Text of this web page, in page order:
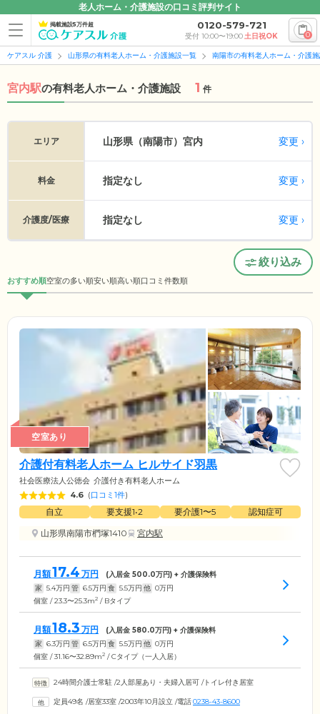
老人ホーム・介護施設の口コミ評判サイト
掲載施設5万件超 0120-579-721
受付 10:00〜19:00土日祝OK 0
ケアスル 介護 山形県の有料老人ホーム・介護施設一覧 南陽市の有料老人ホーム・介護
宮内駅の有料老人ホーム・介護施設 1 件
エリア 山形県（南陽市） 宮内 変更
料金 指定なし 変更
介護度/医療 指定なし 変更
絞り込み
おすすめ順空室の多い順安い順高い順口コミ件数順
空室あり
介護付有料老人ホーム ヒルサイド羽黒
社会医療法人公徳会 介護付き有料老人ホーム
4.6 (口コミ1件)
自立 要支援1•2 要介護1〜5
認知症可
山形県南陽市椚塚1410
宮内駅
月額17.4 万円 (入居金 500.0万円) + 介護保険料
家 5.4万円 管 6.5万円 食 5.5万円 他 0万円
個室 / 23.3〜25.3m2 / Bタイプ
月額18.3 万円 (入居金 580.0万円) + 介護保険料
家 6.3万円 管 6.5万円 食 5.5万円 他 0万円
個室 / 31.16〜32.89m2 / Cタイプ（一人入居）
24時間介護士常駐 /2人部屋あり・夫婦入居可 /トイレ付き居室
定員49名 /居室33室 /2003年10月設立 /電話0238-43-8600